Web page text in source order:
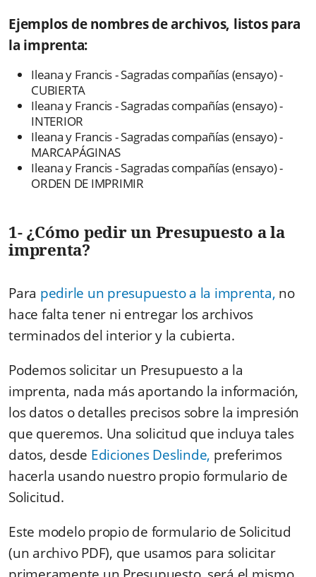
Ejemplos de nombres de archivos, listos para
la imprenta:
Ileana y Francis - Sagradas compañías (ensayo) -
CUBIERTA
Ileana y Francis - Sagradas compañías (ensayo) -
INTERIOR
Ileana y Francis - Sagradas compañías (ensayo) -
MARCAPÁGINAS
Ileana y Francis - Sagradas compañías (ensayo) -
ORDEN DE IMPRIMIR
1- ¿Cómo pedir un Presupuesto a la
imprenta?
Para pedirle un presupuesto a la imprenta, no
hace falta tener ni entregar los archivos
terminados del interior y la cubierta.
Podemos solicitar un Presupuesto a la
imprenta, nada más aportando la información,
los datos o detalles precisos sobre la impresión
que queremos. Una solicitud que incluya tales
datos, desde Ediciones Deslinde, preferimos
hacerla usando nuestro propio formulario de
Solicitud.
Este modelo propio de formulario de Solicitud
(un archivo PDF), que usamos para solicitar